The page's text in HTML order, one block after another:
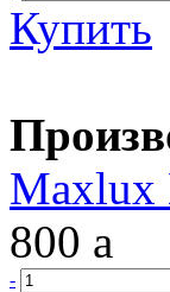
Купить
Maxlux
800 a
-